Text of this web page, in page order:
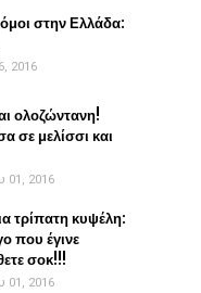
στην Ελλάδα:
2016
ολοζώντανη!
σε μελίσσι και
01, 2016
τρίπατη κυψέλη:
που έγινε
σοκ!!!
01, 2016